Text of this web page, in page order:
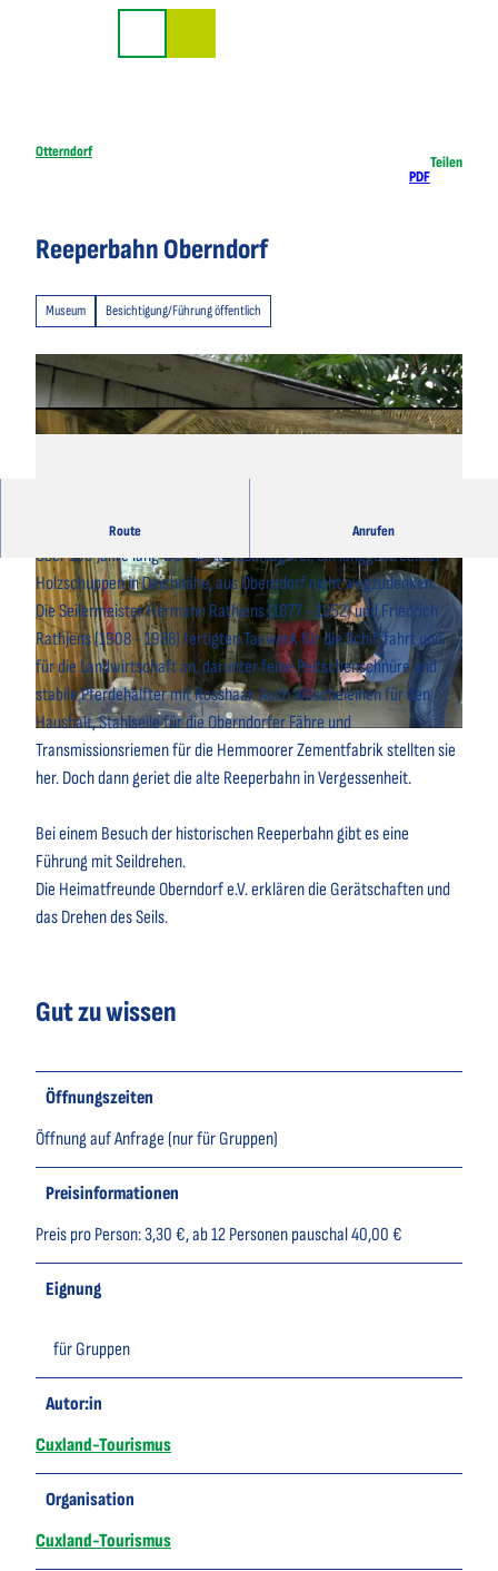
Otterndorf
PDF
Teilen
Reeperbahn Oberndorf
Museum Besichtigung/Führung öffentlich
© M. Johnen | CC-BY
Route Anrufen
Oberndorfs Seilerei - Reeperbahn am Ostedeich
Über 100 Jahre lang war die Reepschlägerei, ein langgestreckter
Holzschuppen in Deichnähe, aus Oberndorf nicht wegzudenken.
Die Seilermeister Hermann Rathjens (1877 - 1952) und Friedrich
Rathjens (1908 - 1988) fertigten Tauwerk für die Schifffahrt und
für die Landwirtschaft an, darunter feine Peitschenschnüre und
stabile Pferdehalfter mit Rosshaar. Auch Wäscheleinen für den
Haushalt, Stahlseile für die Oberndorfer Fähre und
Transmissionsriemen für die Hemmoorer Zementfabrik stellten sie
her. Doch dann geriet die alte Reeperbahn in Vergessenheit.
Bei einem Besuch der historischen Reeperbahn gibt es eine
Führung mit Seildrehen.
Die Heimatfreunde Oberndorf e.V. erklären die Gerätschaften und
das Drehen des Seils.
Gut zu wissen
Öffnungszeiten
Öffnung auf Anfrage (nur für Gruppen)
Preisinformationen
Preis pro Person: 3,30 €, ab 12 Personen pauschal 40,00 €
Eignung
für Gruppen
Autor:in
Cuxland-Tourismus
Organisation
Cuxland-Tourismus